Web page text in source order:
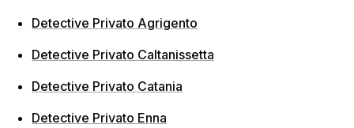
Detective Privato Agrigento
Detective Privato Caltanissetta
Detective Privato Catania
Detective Privato Enna